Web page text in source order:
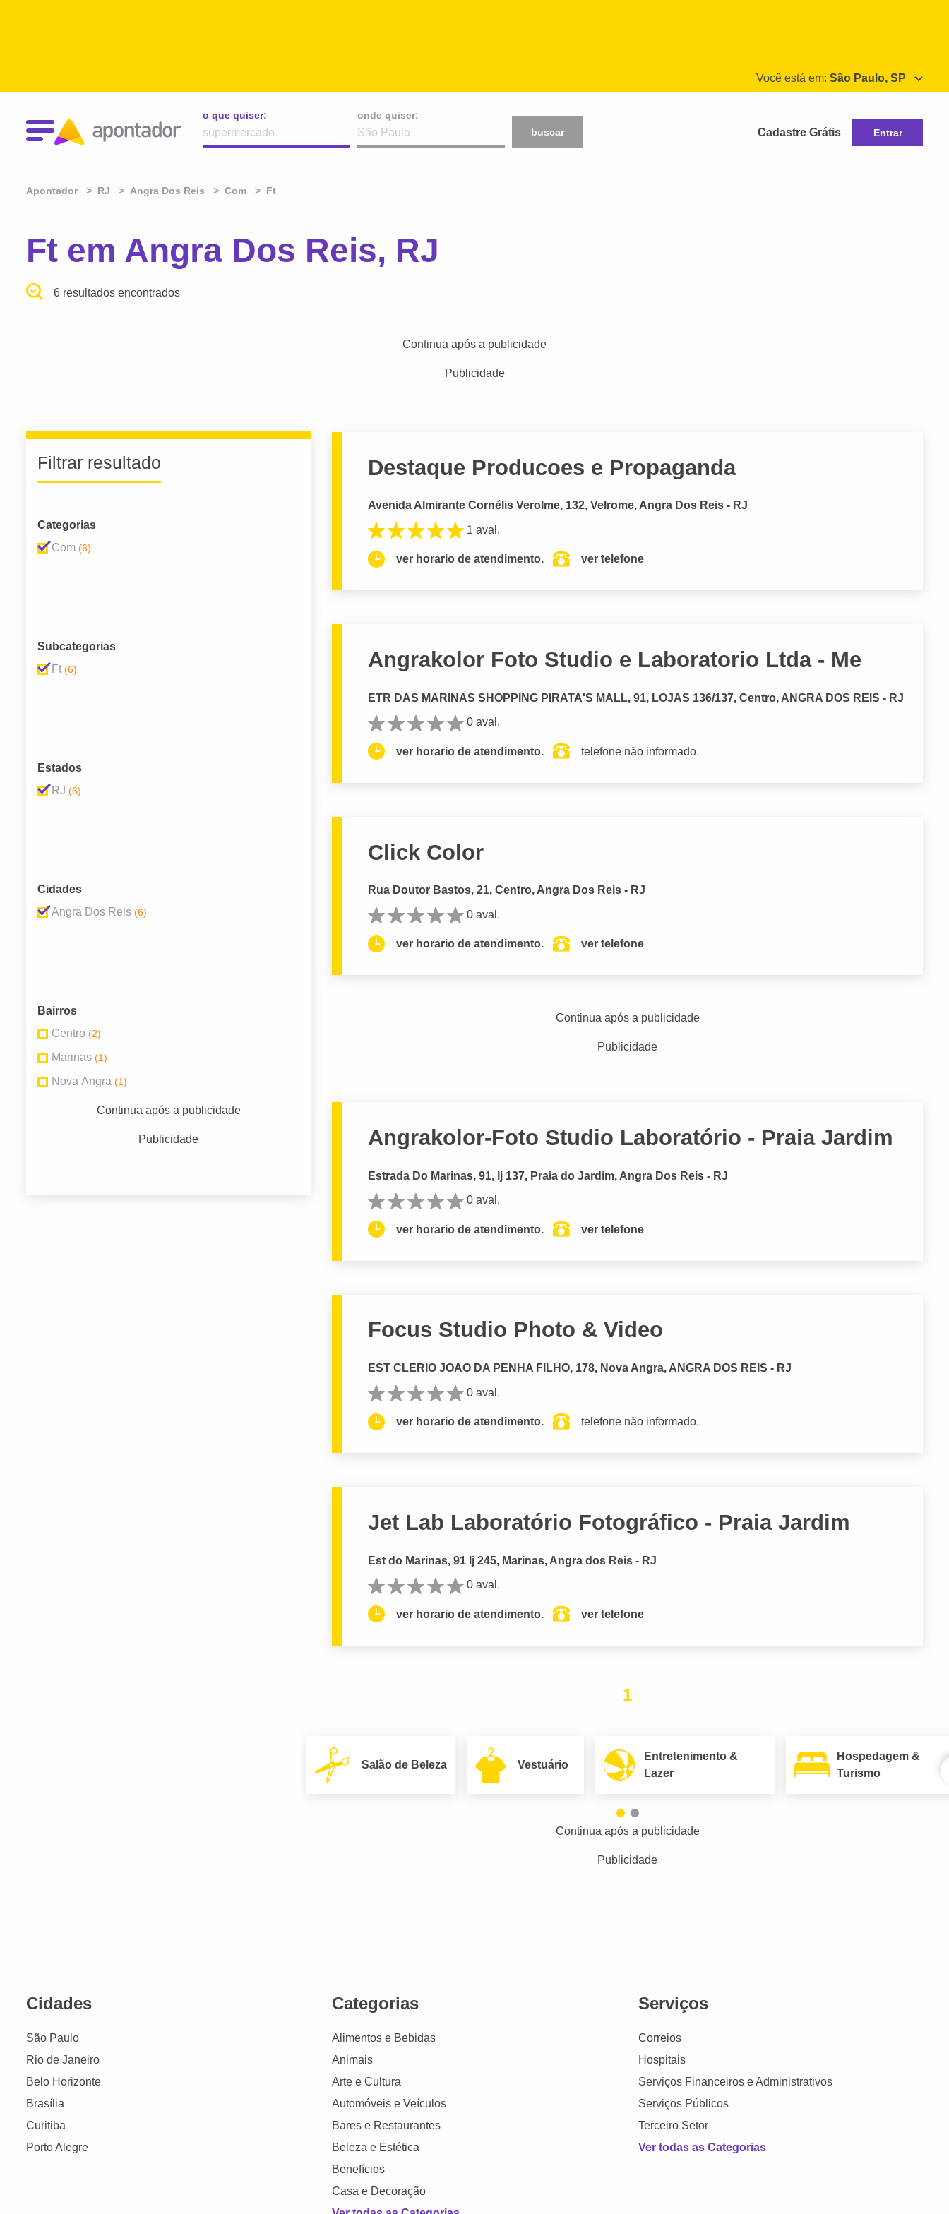
Você está em: São Paulo, SP
o que quiser:
onde quiser:
buscar
Cadastre Grátis Entrar
Apontador RJ Angra Dos Reis Com Ft
Ft em Angra Dos Reis, RJ
6 resultados encontrados
Continua após a publicidade
Publicidade
Filtrar resultado
Categorias
Com (6)
Subcategorias
Ft (6)
Estados
RJ (6)
Cidades
Angra Dos Reis (6)
Bairros
Centro (2)
Marinas (1)
Nova Angra (1)
Praia do Jardim(1)
Continua após a publicidade
Publicidade
Destaque Producoes e Propaganda
Avenida Almirante Cornélis Verolme, 132, Velrome, Angra Dos Reis - RJ
1 aval.
ver horario de atendimento. ver telefone
Angrakolor Foto Studio e Laboratorio Ltda - Me
ETR DAS MARINAS SHOPPING PIRATA'S MALL, 91, LOJAS 136/137, Centro, ANGRA DOS REIS - RJ
0 aval.
ver horario de atendimento. telefone não informado.
Click Color
Rua Doutor Bastos, 21, Centro, Angra Dos Reis - RJ
0 aval.
ver horario de atendimento. ver telefone
Continua após a publicidade
Publicidade
Angrakolor-Foto Studio Laboratório - Praia Jardim
Estrada Do Marinas, 91, lj 137, Praia do Jardim, Angra Dos Reis - RJ
0 aval.
ver horario de atendimento. ver telefone
Focus Studio Photo & Video
EST CLERIO JOAO DA PENHA FILHO, 178, Nova Angra, ANGRA DOS REIS - RJ
0 aval.
ver horario de atendimento. telefone não informado.
Jet Lab Laboratório Fotográfico - Praia Jardim
Est do Marinas, 91 lj 245, Marinas, Angra dos Reis - RJ
0 aval.
ver horario de atendimento. ver telefone
1
Salão de Beleza Vestuário
Entretenimento &
Lazer
Hospedagem &
Turismo
Continua após a publicidade
Publicidade
Cidades
São Paulo
Rio de Janeiro
Belo Horizonte
Brasília
Curitiba
Porto Alegre
Categorias
Alimentos e Bebidas
Animais
Arte e Cultura
Automóveis e Veículos
Bares e Restaurantes
Beleza e Estética
Benefícios
Casa e Decoração
Serviços
Correios
Hospitais
Serviços Financeiros e Administrativos
Serviços Públicos
Terceiro Setor
Ver todas as Categorias